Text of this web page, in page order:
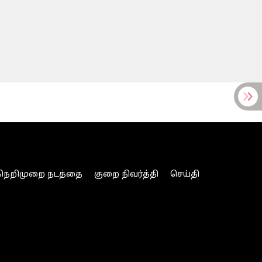
நடத்தை குறை நிவர்த்தி
செய்தி